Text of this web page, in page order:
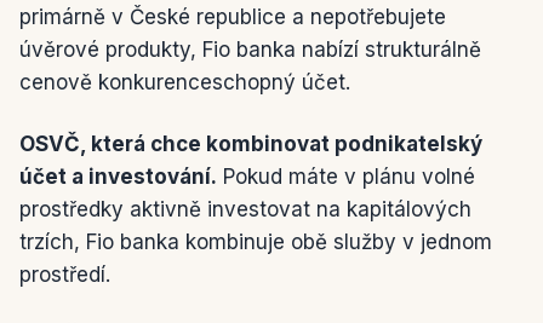
primárně v České republice a nepotřebujete
úvěrové produkty, Fio banka nabízí strukturálně
cenově konkurenceschopný účet.
OSVČ, která chce kombinovat podnikatelský
účet a investování. Pokud máte v plánu volné
prostředky aktivně investovat na kapitálových
trzích, Fio banka kombinuje obě služby v jednom
prostředí.